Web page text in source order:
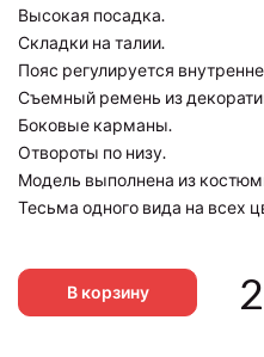
Высокая посадка.
Складки на талии.
Пояс регулируется
Съемный ремень из
Боковые карманы.
Отвороты по низу.
Модель выполнена из
Тесьма одного вида на всех
В корзину